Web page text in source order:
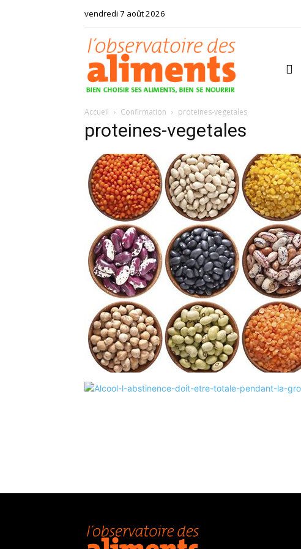
vendredi 7 août 2026
des
aliments
Accueil Confirmation proteines-vegetales
proteines-vegetales